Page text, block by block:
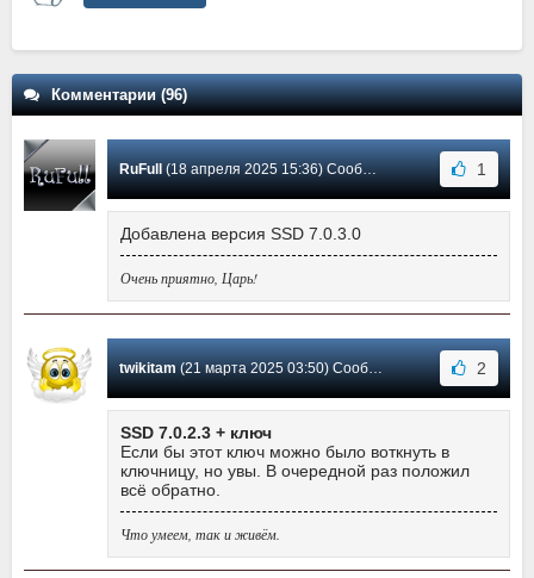
Комментарии (96)
RuFull(18 апреля 2025 15:36) Сообщение #92 1
Добавлена версия SSD 7.0.3.0
Очень приятно, Царь!
twikitam(21 марта 2025 03:50) Сообщение #91 2
SSD 7.0.2.3 + ключ
Если бы этот ключ можно было воткнуть в
ключницу, но увы. В очередной раз положил
всё обратно.
Что умеем, так и живём.